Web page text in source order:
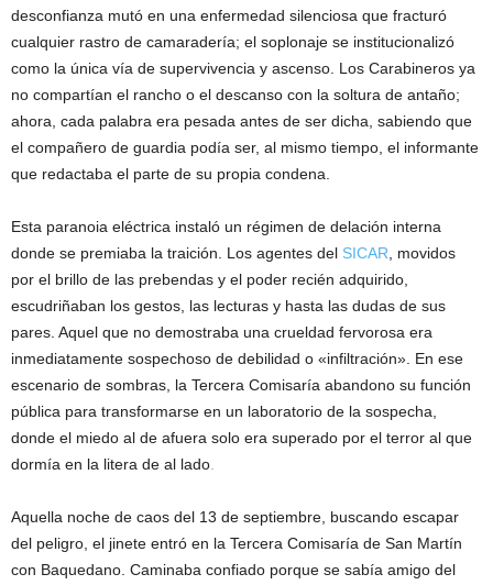
desconfianza mutó en una enfermedad silenciosa que fracturó
cualquier rastro de camaradería; el soplonaje se institucionalizó
como la única vía de supervivencia y ascenso. Los Carabineros ya
no compartían el rancho o el descanso con la soltura de antaño;
ahora, cada palabra era pesada antes de ser dicha, sabiendo que
el compañero de guardia podía ser, al mismo tiempo, el informante
que redactaba el parte de su propia condena.
Esta paranoia eléctrica instaló un régimen de delación interna
donde se premiaba la traición. Los agentes del SICAR , movidos
por el brillo de las prebendas y el poder recién adquirido,
escudriñaban los gestos, las lecturas y hasta las dudas de sus
pares. Aquel que no demostraba una crueldad fervorosa era
inmediatamente sospechoso de debilidad o «infiltración». En ese
escenario de sombras, la Tercera Comisaría abandono su función
pública para transformarse en un laboratorio de la sospecha,
donde el miedo al de afuera solo era superado por el terror al que
dormía en la litera de al lado
Aquella noche de caos del 13 de septiembre, buscando escapar
del peligro, el jinete entró en la Tercera Comisaría de San Martín
con Baquedano. Caminaba confiado porque se sabía amigo del